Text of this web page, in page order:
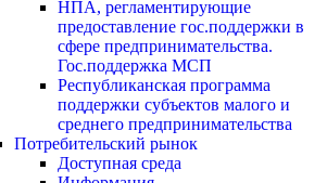
НПА, регламентирующие
предоставление гос.поддержки в
сфере предпринимательства.
Гос.поддержка МСП
Республиканская программа
поддержки субъектов малого и
среднего предпринимательства
Потребительский рынок
Доступная среда